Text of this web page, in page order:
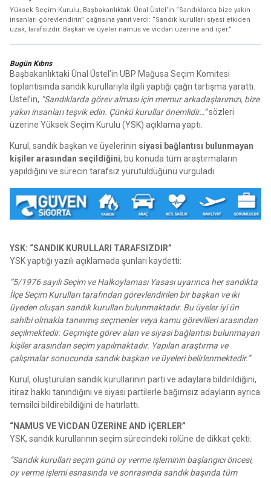
Yüksek Seçim Kurulu, Başbakanlıktaki Ünal Üstel’in “Sandıklarda bize yakın
insanları görevlendirin” çağrısına yanıt verdi: “Sandık kurulları siyasi etkiden
uzak, tarafsızdır. Başkan ve üyeler namus ve vicdan üzerine and içer.”
Bugün Kıbrıs
Başbakanlıktaki Ünal Üstel’in UBP Mağusa Seçim Komitesi
toplantısında sandık kurullarıyla ilgili yaptığı çağrı tartışma yarattı.
Üstel’in, “Sandıklarda görev alması için memur arkadaşlarımızı, bize
yakın insanları teşvik edin. Çünkü kurullar önemlidir…”sözleri
üzerine Yüksek Seçim Kurulu (YSK) açıklama yaptı.
Kurul, sandık başkan ve üyelerinin siyasi bağlantısı bulunmayan
kişiler arasından seçildiğini, bu konuda tüm araştırmaların
yapıldığını ve sürecin tarafsız yürütüldüğünü vurguladı.
YSK: “SANDIK KURULLARI TARAFSIZDIR”
YSK yaptığı yazılı açıklamada şunları kaydetti:
“5/1976 sayılı Seçim ve Halkoylaması Yasası uyarınca her sandıkta
İlçe Seçim Kurulları tarafından görevlendirilen bir başkan ve iki
üyeden oluşan sandık kurulları bulunmaktadır. Bu üyeler iyi ün
sahibi olmakla tanınmış seçmenler veya kamu görevlileri arasından
seçilmektedir. Geçmişte görev alan ve siyasi bağlantısı bulunmayan
kişiler arasından seçim yapılmaktadır. Yapılan araştırma ve
çalışmalar sonucunda sandık başkan ve üyeleri belirlenmektedir.”
Kurul, oluşturulan sandık kurullarının parti ve adaylara bildirildiğini,
itiraz hakkı tanındığını ve siyasi partilerle bağımsız adayların ayrıca
temsilci bildirebildiğini de hatırlattı.
“NAMUS VE VİCDAN ÜZERİNE AND İÇERLER”
YSK, sandık kurullarının seçim sürecindeki rolüne de dikkat çekti:
“Sandık kurulları seçim günü oy verme işleminin başlangıcı öncesi,
oy verme işlemi esnasında ve sonrasında sandık başında tüm